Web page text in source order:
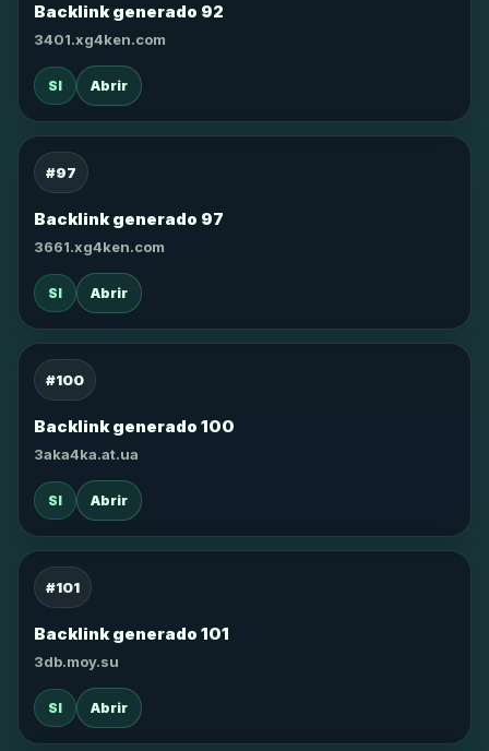
Backlink generado 92
3401.xg4ken.com
SI Abrir
#97
Backlink generado 97
3661.xg4ken.com
SI Abrir
#100
Backlink generado 100
3aka4ka.at.ua
SI Abrir
#101
Backlink generado 101
3db.moy.su
SI Abrir